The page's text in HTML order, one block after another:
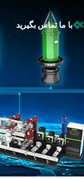
با ما تماس بگیرید